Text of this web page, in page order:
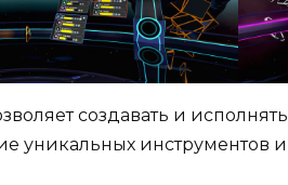
создавать и
уникальных инструментов